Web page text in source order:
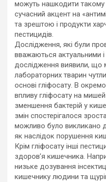
можуть нашкодити
сучасний акцент на
та зрештою і продукти
пестицидів.
Дослідження, які були
вважаються актуальними
дослідження виявили, що
лабораторних тварин
основі гліфосату. В
впливу гліфосату на
зменшення бактерій у
змін спостерігалося
можливо було викликано
як наслідок порушення
Крім гліфосату інші
здоров’я кишечника.
низьке дозування
кишечнику людини та